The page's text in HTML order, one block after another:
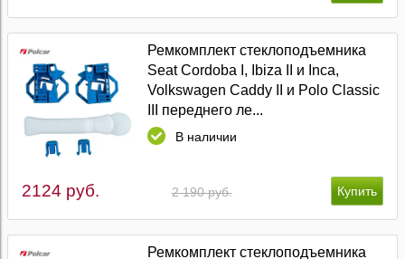
Ремкомплект стеклоподъемника
Seat Cordoba I, Ibiza II и Inca,
Volkswagen Caddy II и Polo Classic
III переднего ле...
В наличии
2 190 руб.
2124 руб.
Ремкомплект стеклоподъемника